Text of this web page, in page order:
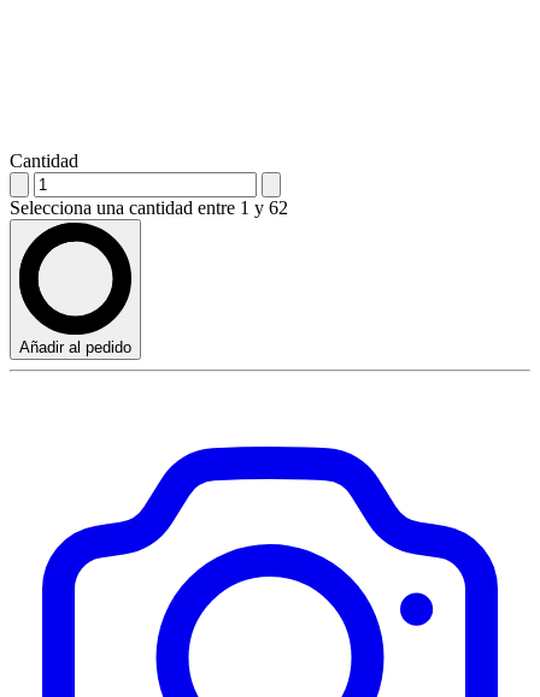
Cantidad
Selecciona una cantidad entre 1 y 62
Añadir al pedido